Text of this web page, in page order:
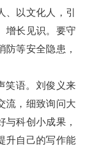
以文化人，引
增长见识。要守
等安全隐患，
笑语。刘俊义来
流，细致询问大
科创小成果，
升自己的写作能